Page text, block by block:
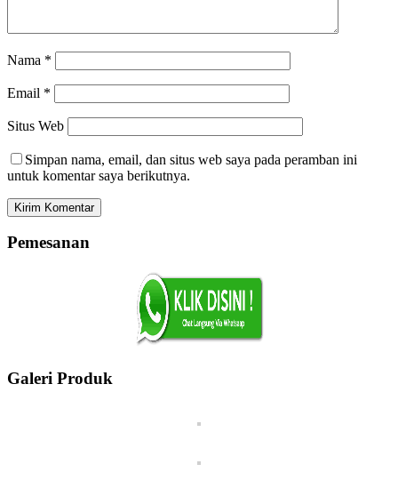
Nama *
Email *
Situs Web
Simpan nama, email, dan situs web saya pada peramban ini
untuk komentar saya berikutnya.
Pemesanan
Galeri Produk